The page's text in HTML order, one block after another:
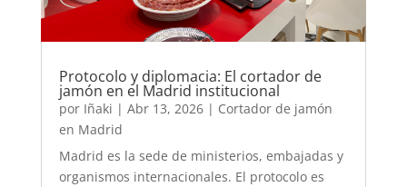
Protocolo y diplomacia: El cortador de
jamón en el Madrid institucional
por Iñaki | Abr 13, 2026| Cortador de jamón
en Madrid
Madrid es la sede de ministerios, embajadas y
organismos internacionales. El protocolo es